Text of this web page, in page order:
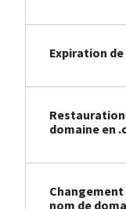
Expiration
domaine en
nom de